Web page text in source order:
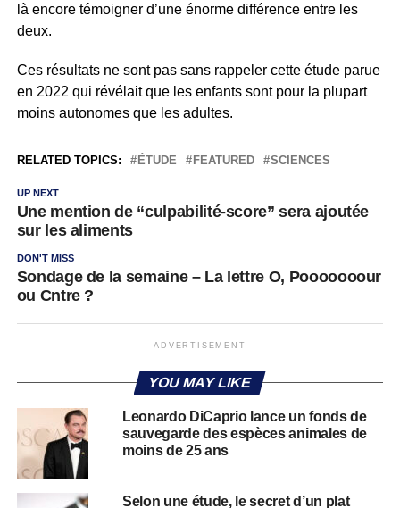
là encore témoigner d’une énorme différence entre les
deux.
Ces résultats ne sont pas sans rappeler cette étude parue
en 2022 qui révélait que les enfants sont pour la plupart
moins autonomes que les adultes.
RELATED TOPICS: ÉTUDE FEATURED SCIENCES
UP NEXT
Une mention de “culpabilité-score” sera ajoutée
sur les aliments
DON'T MISS
Sondage de la semaine – La lettre O, Pooooooour
ou Cntre ?
ADVERTISEMENT
YOU MAY LIKE
Leonardo DiCaprio lance un fonds de
sauvegarde des espèces animales de
moins de 25 ans
Selon une étude, le secret d’un plat